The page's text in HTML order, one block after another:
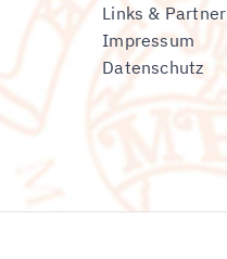
Links & Partner
Impressum
Datenschutz